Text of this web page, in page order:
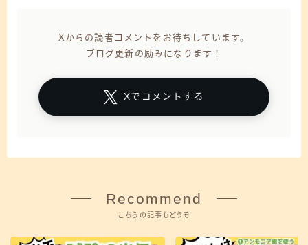
Xからの読者コメントをお待ちしています。
ブログ更新の励みになります！
Xでコメントする
Recommend
こちらの記事もどうぞ